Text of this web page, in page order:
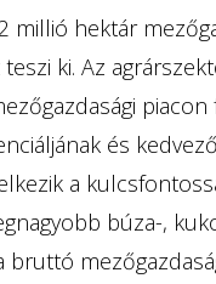
millió hektár
ki. Az
és
a
búza-,
bruttó